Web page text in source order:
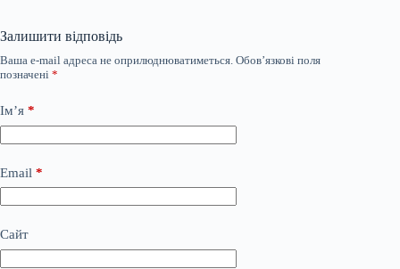
Залишити відповідь
Ваша e-mail адреса не оприлюднюватиметься. Обов’язкові поля
позначені *
Ім’я *
Email *
Сайт